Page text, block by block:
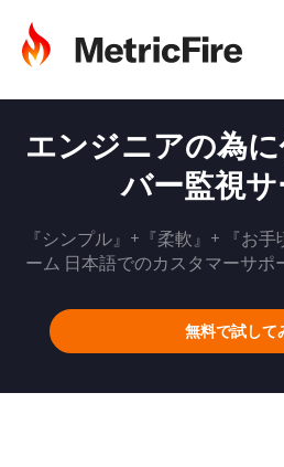
エンジニアの為
バー監視
『シンプル』+『柔軟』+ 『お
ーム 日本語でのカスタマーサポ
無料で試して